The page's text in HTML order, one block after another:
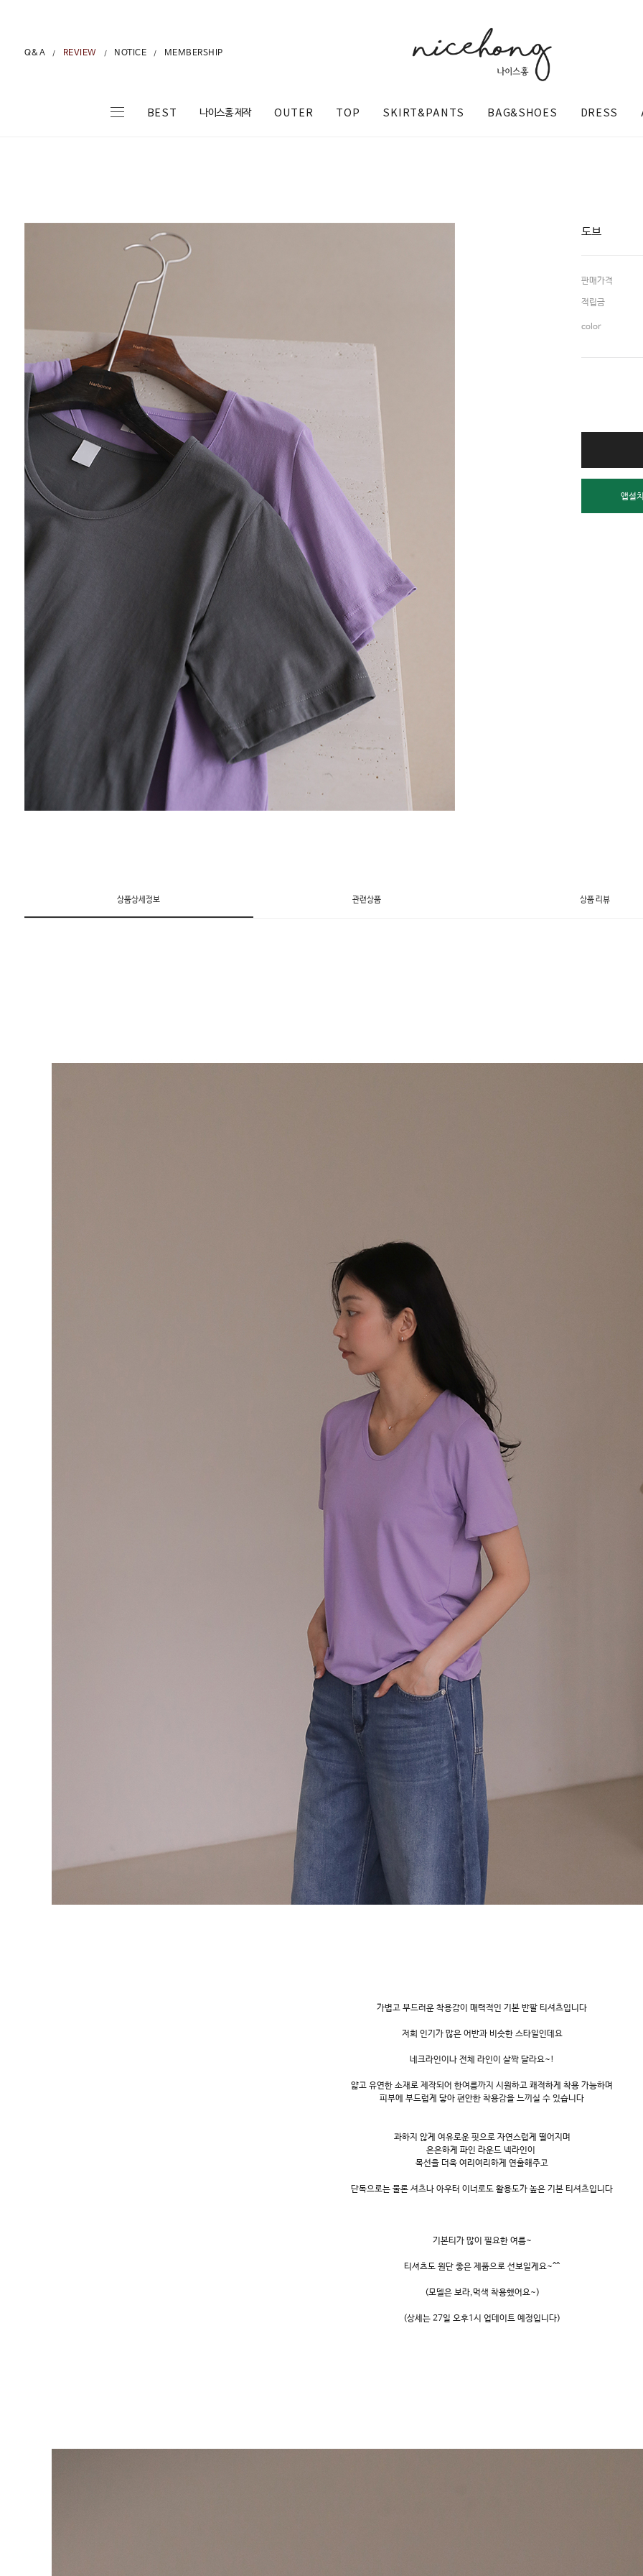
Q&A / REVIEW / NOTICE / MEMBERSHIP
BEST 나이스홍 제작 OUTER TOP SKIRT&PANTS BAG&SHOES DRESS
@nicehong_
도브
판매가격
적립금
color
상품상세정보 관련상품 상품 리뷰
가볍고 부드러운 착용감이 매력적인 기본 반팔 티셔츠입니다
저희 인기가 많은 어반과 비슷한 스타일인데요
네크라인이나 전체 라인이 살짝 달라요~!
얇고 유연한 소재로 제작되어 한여름까지 시원하고 쾌적하게 착용 가능하며
피부에 부드럽게 닿아 편안한 착용감을 느끼실 수 있습니다
과하지 않게 여유로운 핏으로 자연스럽게 떨어지며
은은하게 파인 라운드 넥라인이
목선을 더욱 여리여리하게 연출해주고
단독으로는 물론 셔츠나 아우터 이너로도 활용도가 높은 기본 티셔츠입니다
기본티가 많이 필요한 여름~
티셔츠도 원단 좋은 제품으로 선보일게요~^^
(모델은 보라,먹색 착용했어요~)
(상세는 27일 오후1시 업데이트 예정입니다)